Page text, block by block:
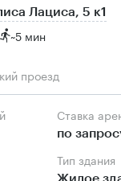
Лациса, 5 к1
~5 мин
проезд
Ставка
по
Тип здания